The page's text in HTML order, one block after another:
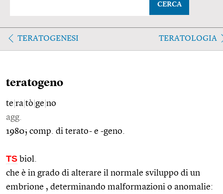
CERCA
TERATOGENESI TERATOLOGIA
teratogeno
te ra tò ge no
agg.
1980; comp. di terato- e -geno.
TS biol.
che è in grado di alterare il normale sviluppo di un
embrione , determinando malformazioni o anomalie: